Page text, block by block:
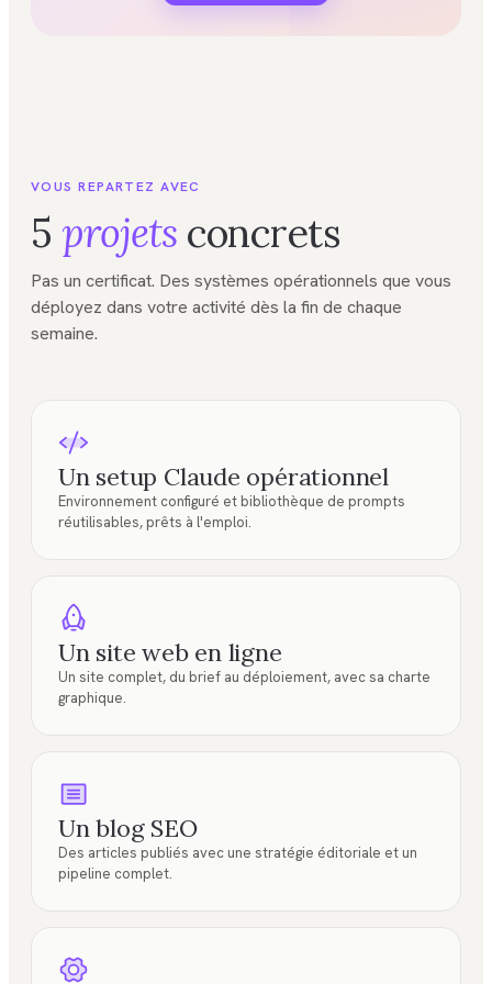
VOUS REPARTEZ AVEC
5 projets concrets
Pas un certificat. Des systèmes opérationnels que vous
déployez dans votre activité dès la fin de chaque
semaine.
Un setup Claude opérationnel
Environnement configuré et bibliothèque de prompts
réutilisables, prêts à l'emploi.
Un site web en ligne
Un site complet, du brief au déploiement, avec sa charte
graphique.
Un blog SEO
Des articles publiés avec une stratégie éditoriale et un
pipeline complet.